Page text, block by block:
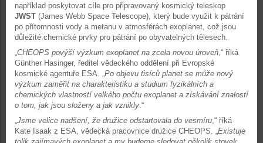
například poskytovat cíle pro připravovaný kosmický teleskop
JWST (James Webb Space Telescope), který bude využit k pátrání
po přítomnosti vody a metanu v atmosférách exoplanet, což jsou
důležité chemické prvky pro pátrání po obyvatelných tělesech.
„CHEOPS povýší výzkum exoplanet na zcela novou úroveň,“ říká
Günther Hasinger, ředitel vědeckého oddělení při Evropské
kosmické agentuře ESA. „Po objevu tisíců planet se může nový
výzkum zaměřit na charakteristiku a studium fyzikálních a
chemických vlastností velkého počtu exoplanet a získávání znalostí
o tom, jak jsou složeny a jak vznikly.“
„Jsme velice nadšení, že družice odstartovala do vesmíru,“ říká
Kate Isaak z ESA, vědecká pracovnice družice CHEOPS. „Existuje